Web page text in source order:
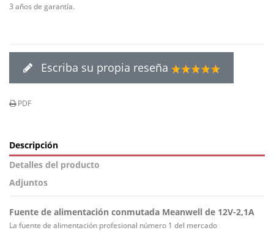
3 años de garantía.
Escriba su propia reseña
PDF
Descripción
Detalles del producto
Adjuntos
Fuente de alimentación conmutada Meanwell de 12V-2,1A
La fuente de alimentación profesional número 1 del mercado